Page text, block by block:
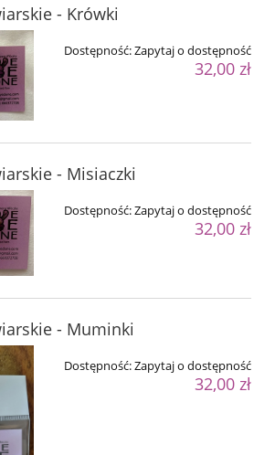
- Krówki
Dostępność:Zapytaj o dostępność
32,00 zł
- Misiaczki
Dostępność:Zapytaj o dostępność
32,00 zł
- Muminki
Dostępność:Zapytaj o dostępność
32,00 zł